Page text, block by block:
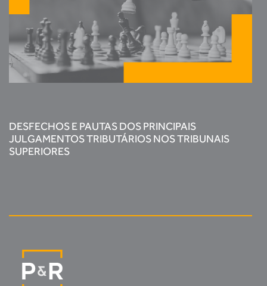
DESFECHOS E PAUTAS DOS PRINCIPAIS
JULGAMENTOS TRIBUTÁRIOS NOS TRIBUNAIS
SUPERIORES